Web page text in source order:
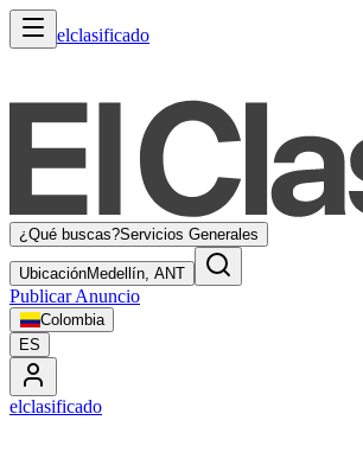
elclasificado
¿Qué buscas?Servicios Generales
UbicaciónMedellín, ANT
Publicar Anuncio
Colombia
ES
elclasificado